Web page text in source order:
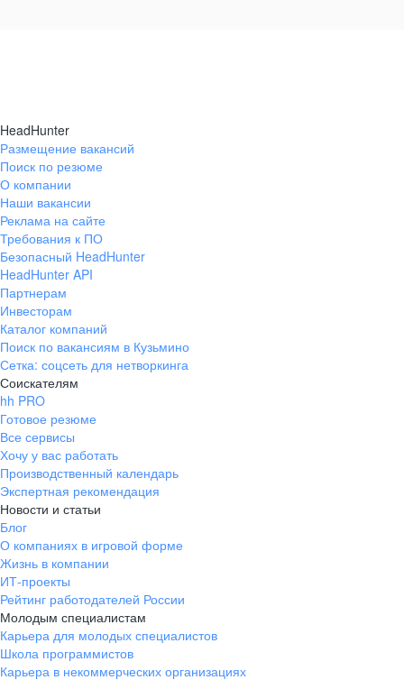
HeadHunter
Размещение вакансий
Поиск по резюме
О компании
Наши вакансии
Реклама на сайте
Требования к ПО
Безопасный HeadHunter
HeadHunter API
Партнерам
Инвесторам
Каталог компаний
Поиск по вакансиям в Кузьмино
Сетка: соцсеть для нетворкинга
Соискателям
hh PRO
Готовое резюме
Все сервисы
Хочу у вас работать
Производственный календарь
Экспертная рекомендация
Новости и статьи
Блог
О компаниях в игровой форме
Жизнь в компании
ИТ-проекты
Рейтинг работодателей России
Молодым специалистам
Карьера для молодых специалистов
Школа программистов
Карьера в некоммерческих организациях